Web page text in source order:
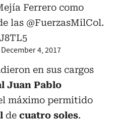
Ferrero como
las @FuerzasMilCol.
December 4, 2017
en sus cargos
Juan Pablo
máximo permitido
de cuatro soles.